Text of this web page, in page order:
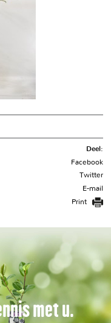
Deel:
Facebook
Twitter
E-mail
Print
met u.